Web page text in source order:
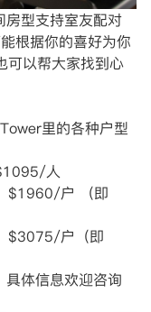
房型支持室友配对
根据你的喜好为你
可以帮大家找到心
里的各种户型
人
$1960/户 （即
$3075/户（即
体信息欢迎咨询